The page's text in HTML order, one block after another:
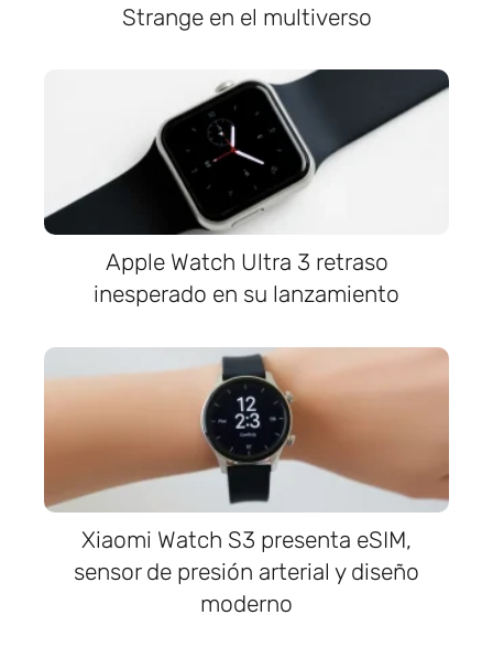
Strange en el multiverso
Apple Watch Ultra 3 retraso
inesperado en su lanzamiento
Xiaomi Watch S3 presenta eSIM,
sensor de presión arterial y diseño
moderno